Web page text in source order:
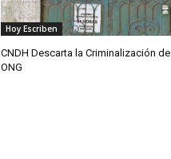
Hoy Escriben
CNDH Descarta la Criminalización de
ONG